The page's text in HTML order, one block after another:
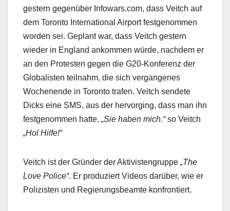
gestern gegenüber Infowars.com, dass Veitch auf
dem Toronto International Airport festgenommen
worden sei. Geplant war, dass Veitch gestern
wieder in England ankommen würde, nachdem er
an den Protesten gegen die G20-Konferenz der
Globalisten teilnahm, die sich vergangenes
Wochenende in Toronto trafen. Veitch sendete
Dicks eine SMS, aus der hervorging, dass man ihn
festgenommen hatte. „Sie haben mich.“so Veitch
„Hol Hilfe!“
Veitch ist der Gründer der Aktivistengruppe „The
Love Police“. Er produziert Videos darüber, wie er
Polizisten und Regierungsbeamte konfrontiert.